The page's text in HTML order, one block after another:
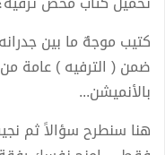
كتيب موجهٌ ما بين
ضمن ( الترفيه ) عامة
بالأنميشن...
هنا سنطرح سؤالاً ثم